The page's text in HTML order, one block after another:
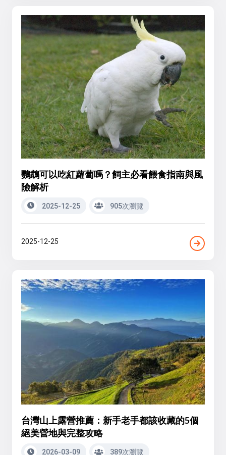
鸚鵡可以吃紅蘿蔔嗎？飼主必看餵食指南與風
險解析
2025-12-25 905次瀏覽
2025-12-25
台灣山上露營推薦：新手老手都該收藏的5個
絕美營地與完整攻略
2026-03-09 389次瀏覽